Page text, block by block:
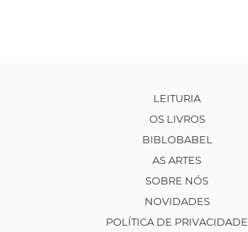
LEITURIA
OS LIVROS
BIBLOBABEL
AS ARTES
SOBRE NÓS
NOVIDADES
POLÍTICA DE PRIVACIDADE